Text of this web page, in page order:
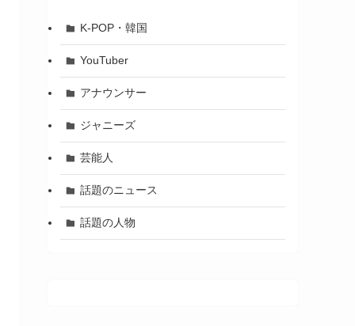
K-POP・韓国
YouTuber
アナウンサー
ジャニーズ
芸能人
話題のニュース
話題の人物